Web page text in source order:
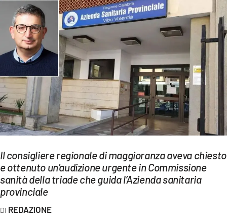
CULTURA
ECONOMIA E LAVORO
EVENTI
Streaming
LAC TV
LAC ONAIR
LaC
Il consigliere regionale di maggioranza aveva chiesto
e ottenuto un’audizione urgente in Commissione
sanità della triade che guida l’Azienda sanitaria
provinciale
REDAZIONE